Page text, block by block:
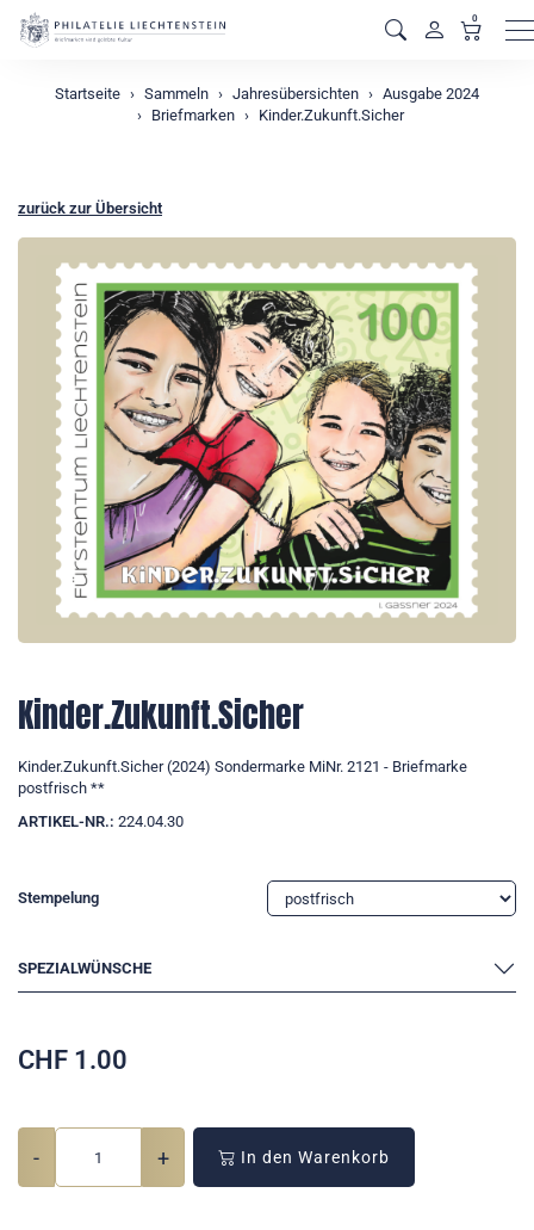
0
Startseite Sammeln Jahresübersichten
Ausgabe 2024
Briefmarken
Kinder.Zukunft.Sicher
zurück zur Übersicht
Kinder.Zukunft.Sicher
Kinder.Zukunft.Sicher (2024) Sondermarke MiNr. 2121 - Briefmarke
postfrisch **
ARTIKEL-NR.: 224.04.30
Stempelung
SPEZIALWÜNSCHE
CHF 1.00
- + In den Warenkorb